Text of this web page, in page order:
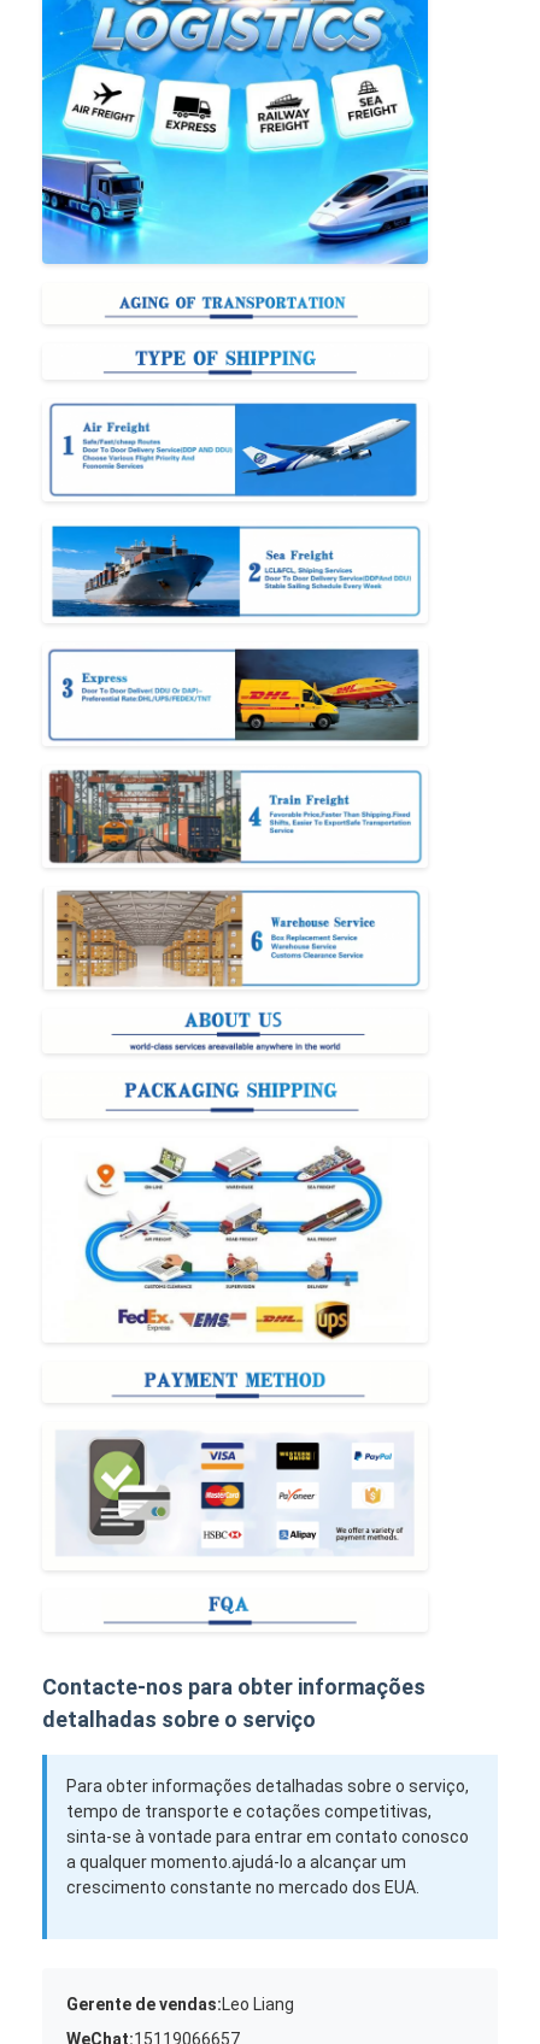
Contacte-nos para obter informações
detalhadas sobre o serviço
Para obter informações detalhadas sobre o serviço,
tempo de transporte e cotações competitivas,
sinta-se à vontade para entrar em contato conosco
a qualquer momento.ajudá-lo a alcançar um
crescimento constante no mercado dos EUA.
Gerente de vendas:Leo Liang
WeChat:15119066657